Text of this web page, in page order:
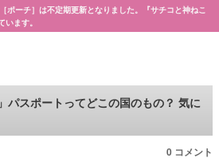
ポーチ］は不定期更新となりました。『サチコと神ねこ
います。
パスポートってどこの国のもの？ 気に
0 コメント